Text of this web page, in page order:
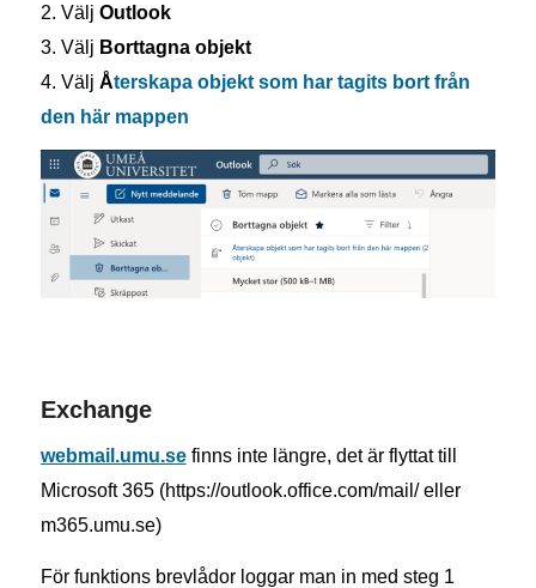
2. Välj Outlook
3. Välj Borttagna objekt
4. Välj Återskapa objekt som har tagits bort från
den här mappen
Exchange
webmail.umu.se finns inte längre, det är flyttat till
Microsoft 365 (https://outlook.office.com/mail/ eller
m365.umu.se)
För funktions brevlådor loggar man in med steg 1